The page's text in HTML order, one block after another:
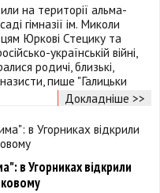
на території альма-
гімназії ім. Миколи
Юркові Стецику та
українській війні,
родичі, близькі,
пише "Галицьки
Докладніше >>
в Угорниках відкрили